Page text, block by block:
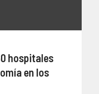
hospitales
en los